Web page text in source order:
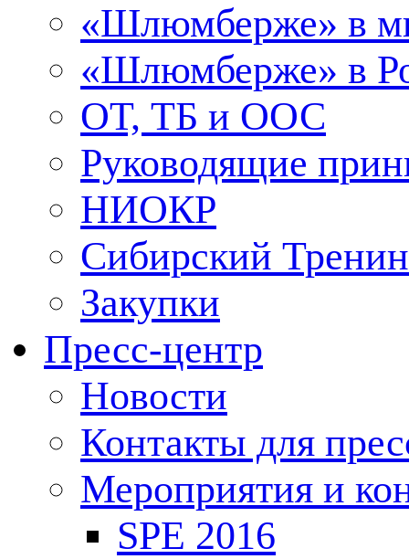
«Шлюмберже» в
«Шлюмберже» в
ОТ, ТБ и ООС
Руководящие
НИОКР
Сибирский
Закупки
Пресс-центр
Новости
Контакты для
Мероприятия и
SPE 2016